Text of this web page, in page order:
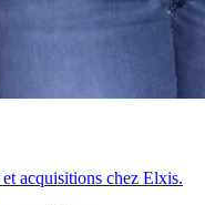
acquisitions chez Elxis.